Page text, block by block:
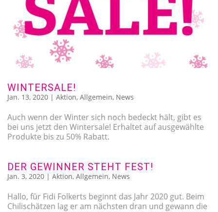
WINTERSALE!
Jan. 13, 2020 | Aktion, Allgemein, News
Auch wenn der Winter sich noch bedeckt hält, gibt es
bei uns jetzt den Wintersale! Erhaltet auf ausgewählte
Produkte bis zu 50% Rabatt.
DER GEWINNER STEHT FEST!
Jan. 3, 2020 | Aktion, Allgemein, News
Hallo, für Fidi Folkerts beginnt das Jahr 2020 gut. Beim
Chilischätzen lag er am nächsten dran und gewann die